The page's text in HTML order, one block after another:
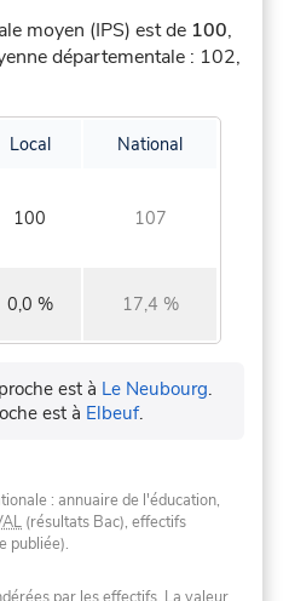
moyen (IPS) est de 100,
départementale : 102,
Local National
100 107
0,0 % 17,4 %
est à Le Neubourg.
est à Elbeuf.
: annuaire de l'éducation,
(résultats Bac), effectifs
publiée).